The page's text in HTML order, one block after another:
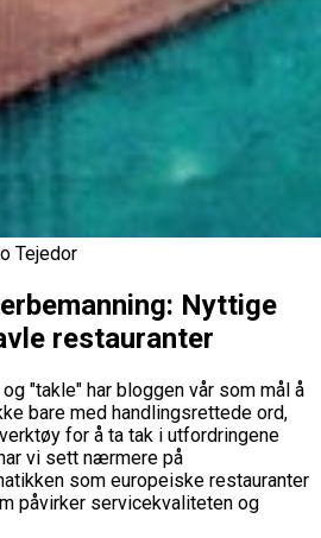
Tejedor
Nyttige
restauranter
"takle" har bloggen vår som mål å
bare med handlingsrettede ord,
for å ta tak i utfordringene
vi sett nærmere på
som europeiske restauranter
påvirker servicekvaliteten og